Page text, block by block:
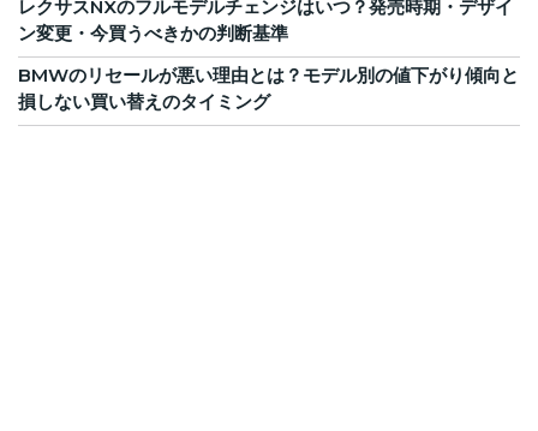
レクサスNXのフルモデルチェンジはいつ？発売時期・デザイ
ン変更・今買うべきかの判断基準
BMWのリセールが悪い理由とは？モデル別の値下がり傾向と
損しない買い替えのタイミング